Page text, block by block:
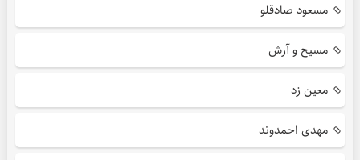
مسعود صادقلو
مسیح و آرش
معین زد
مهدی احمدوند